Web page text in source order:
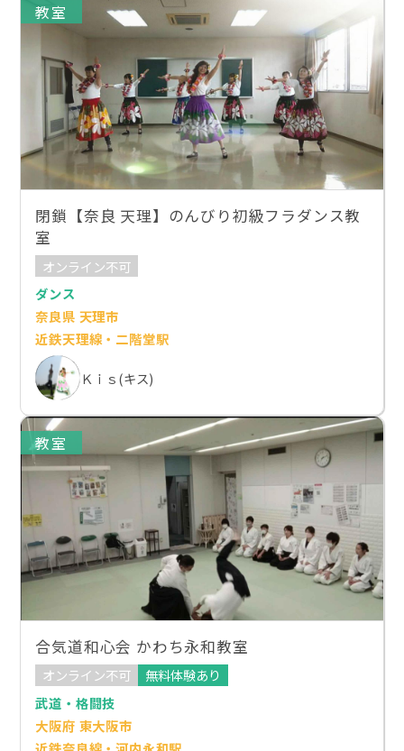
教室
閉鎖【奈良 天理】のんびり初級フラダンス教
室
オンライン不可
ダンス
奈良県 天理市
近鉄天理線・二階堂駅
Ｋｉｓ(キス)
教室
合気道和心会 かわち永和教室
オンライン不可
無料体験あり
武道・格闘技
大阪府 東大阪市